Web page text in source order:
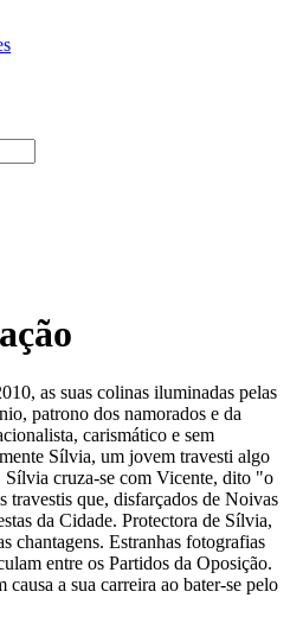
as suas colinas iluminadas pelas
patrono dos namorados e da
carismático e sem
Sílvia, um jovem travesti algo
Sílvia cruza-se com Vicente, dito "o
que, disfarçados de Noivas
da Cidade. Protectora de Sílvia,
chantagens. Estranhas fotografias
entre os Partidos da Oposição.
a sua carreira ao bater-se pelo